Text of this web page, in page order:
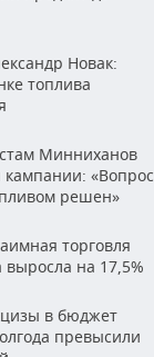
Новак:
топлива
Минниханов
«Вопрос
решен»
торговля
выросла на 17,5%
в бюджет
превысили